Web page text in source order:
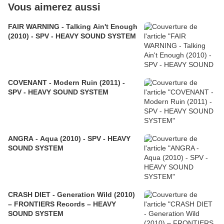
Vous aimerez aussi
FAIR WARNING - Talking Ain't Enough
(2010) - SPV - HEAVY SOUND SYSTEM
COVENANT - Modern Ruin (2011) -
SPV - HEAVY SOUND SYSTEM
ANGRA - Aqua (2010) - SPV - HEAVY
SOUND SYSTEM
CRASH DIET - Generation Wild (2010)
– FRONTIERS Records – HEAVY
SOUND SYSTEM